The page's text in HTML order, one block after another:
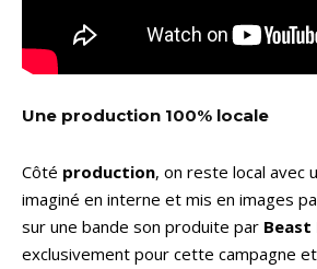
Une production 100% locale
Côté production, on reste local avec
imaginé en interne et mis en images
sur une bande son produite par Beast
exclusivement pour cette campagne